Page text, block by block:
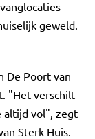
geweld.
De Poort van
"Het verschilt
altijd vol", zegt
Sterk Huis.